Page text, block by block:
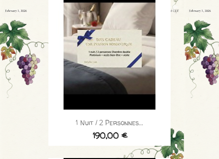
1 Nuit / 2 Personnes...
190,00 €